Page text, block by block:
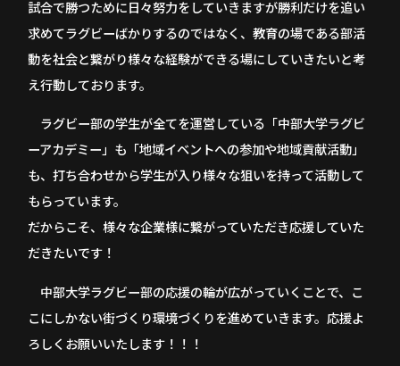
試合で勝つために日々努力をしていきますが勝利だけを追い
求めてラグビーばかりするのではなく、教育の場である部活
動を社会と繋がり様々な経験ができる場にしていきたいと考
え行動しております。
ラグビー部の学生が全てを運営している「中部大学ラグビ
ーアカデミー」も「地域イベントへの参加や地域貢献活動」
も、打ち合わせから学生が入り様々な狙いを持って活動して
もらっています。
だからこそ、様々な企業様に繋がっていただき応援していた
だきたいです！
中部大学ラグビー部の応援の輪が広がっていくことで、こ
こにしかない街づくり環境づくりを進めていきます。応援よ
ろしくお願いいたします！！！